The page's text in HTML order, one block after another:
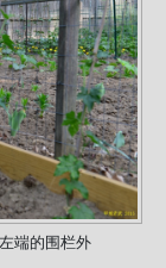
端的围栏外